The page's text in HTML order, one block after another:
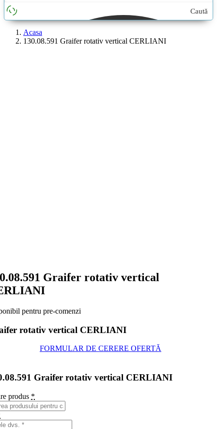
Caută
Acasa
130.08.591 Graifer rotativ vertical CERLIANI
Graifer rotativ vertical
pentru pre-comenzi
rotativ vertical CERLIANI
FORMULAR DE CERERE OFERTĂ
Graifer rotativ vertical CERLIANI
produs *